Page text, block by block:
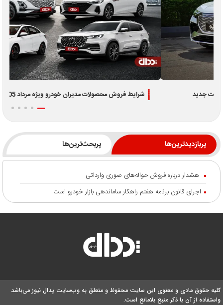
شرایط فروش محصولات مدیران خودرو ویژه مرداد 1405
پربازدیدترین‌ها پربحث‌ترین‌ها
هشدار درباره فروش حواله‌های صوری وارداتی
اجرای قانون برنامه هفتم راهکار ساماندهی بازار خودرو است
کلیه حقوق مادی و معنوی این سایت محفوظ و متعلق به وب‌سایت پدال نیوز می‌باشد
واستفاده از آن با ذکر منبع بلامانع است.